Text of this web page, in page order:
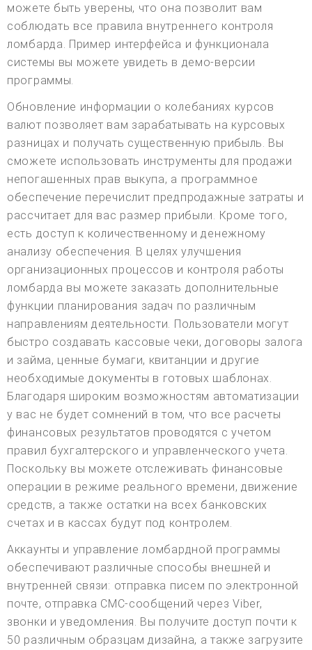
можете быть уверены, что она позволит вам
соблюдать все правила внутреннего контроля
ломбарда. Пример интерфейса и функционала
системы вы можете увидеть в демо-версии
программы.
Обновление информации о колебаниях курсов
валют позволяет вам зарабатывать на курсовых
разницах и получать существенную прибыль. Вы
сможете использовать инструменты для продажи
непогашенных прав выкупа, а программное
обеспечение перечислит предпродажные затраты и
рассчитает для вас размер прибыли. Кроме того,
есть доступ к количественному и денежному
анализу обеспечения. В целях улучшения
организационных процессов и контроля работы
ломбарда вы можете заказать дополнительные
функции планирования задач по различным
направлениям деятельности. Пользователи могут
быстро создавать кассовые чеки, договоры залога
и займа, ценные бумаги, квитанции и другие
необходимые документы в готовых шаблонах.
Благодаря широким возможностям автоматизации
у вас не будет сомнений в том, что все расчеты
финансовых результатов проводятся с учетом
правил бухгалтерского и управленческого учета.
Поскольку вы можете отслеживать финансовые
операции в режиме реального времени, движение
средств, а также остатки на всех банковских
счетах и в кассах будут под контролем.
Аккаунты и управление ломбардной программы
обеспечивают различные способы внешней и
внутренней связи: отправка писем по электронной
почте, отправка СМС-сообщений через Viber,
звонки и уведомления. Вы получите доступ почти к
50 различным образцам дизайна, а также загрузите